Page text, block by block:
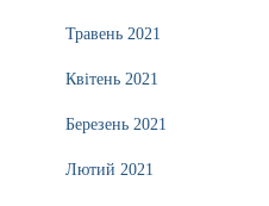
Травень 2021
Квітень 2021
Березень 2021
Лютий 2021